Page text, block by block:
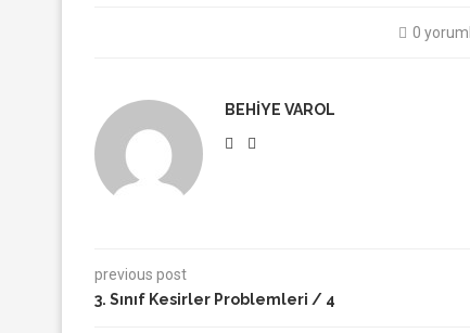
0
BEHIYE VAROL
previous post
3. Sınıf Kesirler Problemleri / 4